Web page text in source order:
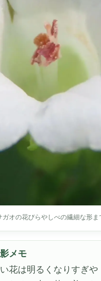
オの花びらやしべの繊細な形ま
メモ
花は明るくなりすぎや